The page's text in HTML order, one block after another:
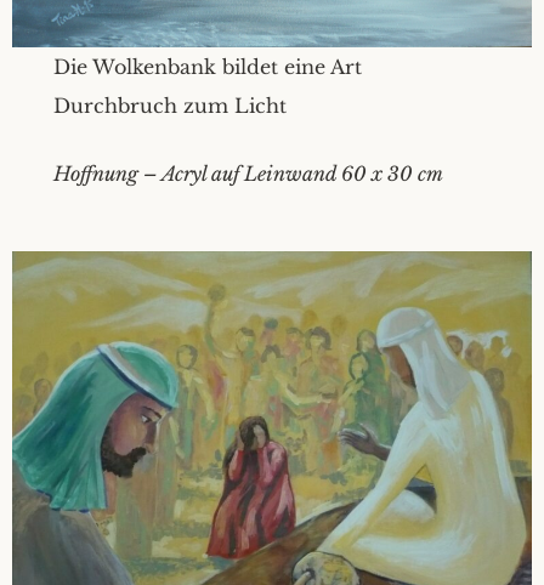
Die Wolkenbank bildet eine Art
Durchbruch zum Licht
Hoffnung – Acryl auf Leinwand 60 x 30 cm